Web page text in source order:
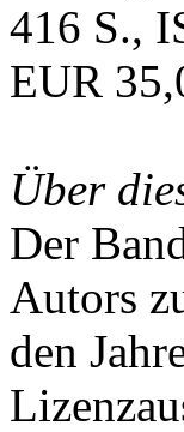
416 S.,
EUR
Über
Der
Autors
den